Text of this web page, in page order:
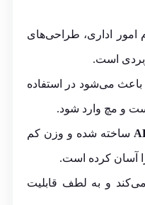
امور اداری، طراحی‌های
است.
باعث می‌شود در استفاده
و مچ وارد شود.
ساخته شده و وزن کم
آسان کرده است.
و به لطف قابلیت